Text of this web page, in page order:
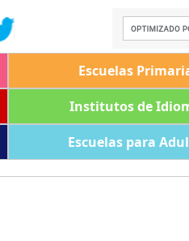
Escuelas
Institutos de
Escuelas para